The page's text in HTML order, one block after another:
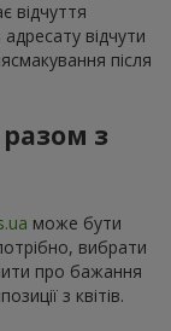
відчуття
відчути
після
з
може бути
вибрати
про бажання
з квітів.